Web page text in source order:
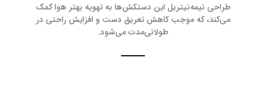
طراحی نیمه‌نیتریل این دستکش‌ها به تهویه بهتر هوا کمک
می‌کند، که موجب کاهش تعریق دست و افزایش راحتی در
طولانی‌مدت می‌شود.